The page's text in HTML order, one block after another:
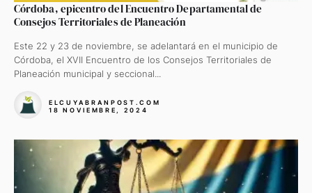
Córdoba, epicentro del Encuentro Departamental de
Consejos Territoriales de Planeación
Este 22 y 23 de noviembre, se adelantará en el municipio de
Córdoba, el XVII Encuentro de los Consejos Territoriales de
Planeación municipal y seccional...
ELCUYABRANPOST.COM
18 NOVIEMBRE, 2024